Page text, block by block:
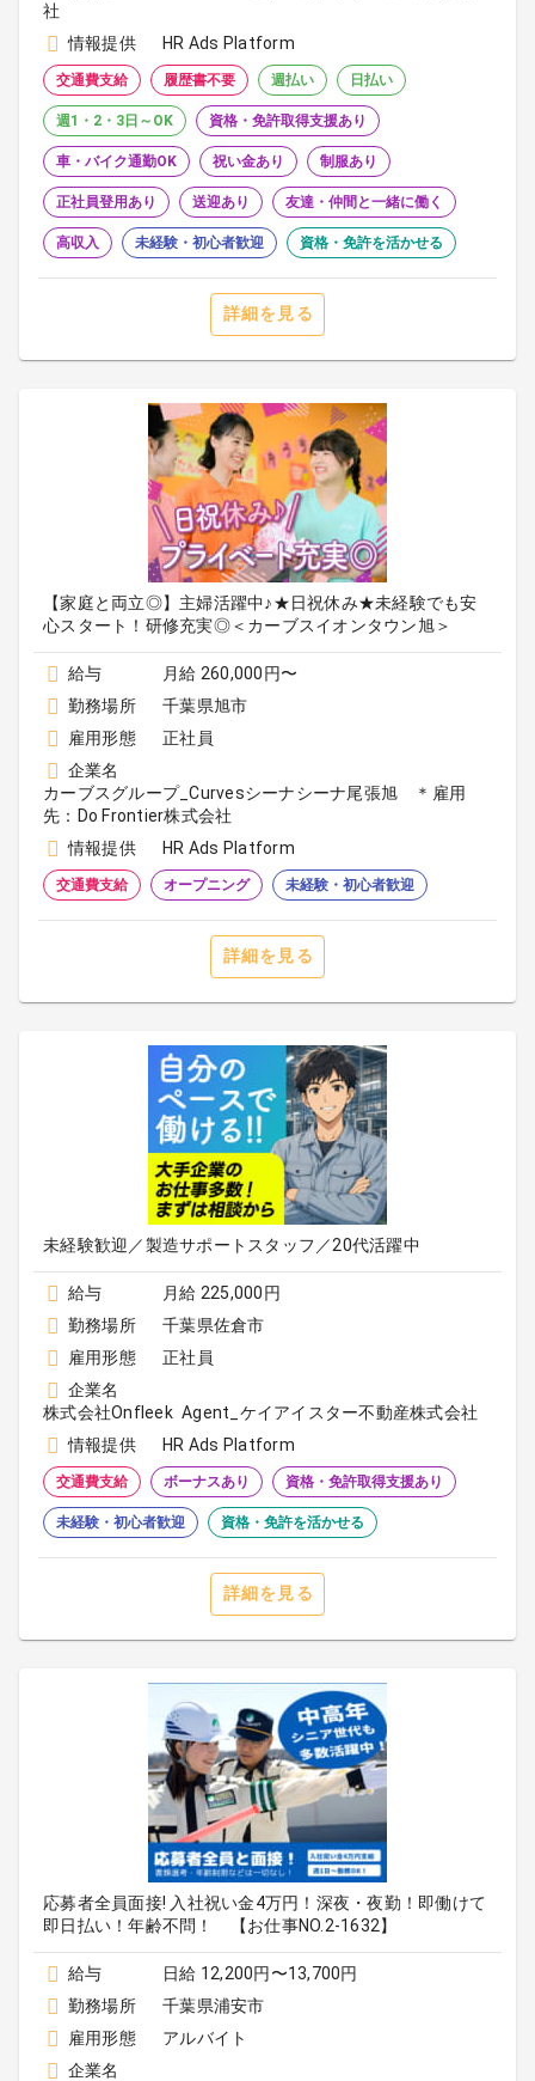
社
情報提供
HR Ads Platform
交通費支給 履歴書不要 週払い 日払い
週1・2・3日～OK 資格・免許取得支援あり
車・バイク通勤OK 祝い金あり 制服あり
正社員登用あり 送迎あり 友達・仲間と一緒に働く
高収入 未経験・初心者歓迎 資格・免許を活かせる
詳細を見る
【家庭と両立◎】主婦活躍中♪★日祝休み★未経験でも安
心スタート！研修充実◎＜カーブスイオンタウン旭＞
給与
月給 260,000円〜
勤務場所
千葉県旭市
雇用形態
正社員
企業名
カーブスグループ_Curvesシーナシーナ尾張旭 ＊雇用
先：Do Frontier株式会社
情報提供
HR Ads Platform
交通費支給 オープニング 未経験・初心者歓迎
詳細を見る
未経験歓迎／製造サポートスタッフ／20代活躍中
給与
月給 225,000円
勤務場所
千葉県佐倉市
雇用形態
正社員
企業名
株式会社Onfleek Agent_ケイアイスター不動産株式会社
情報提供
HR Ads Platform
交通費支給 ボーナスあり 資格・免許取得支援あり
未経験・初心者歓迎 資格・免許を活かせる
詳細を見る
応募者全員面接! 入社祝い金4万円！深夜・夜勤！即働けて
即日払い！年齢不問！ 【お仕事NO.2-1632】
給与
日給 12,200円〜13,700円
勤務場所
千葉県浦安市
雇用形態
アルバイト
企業名